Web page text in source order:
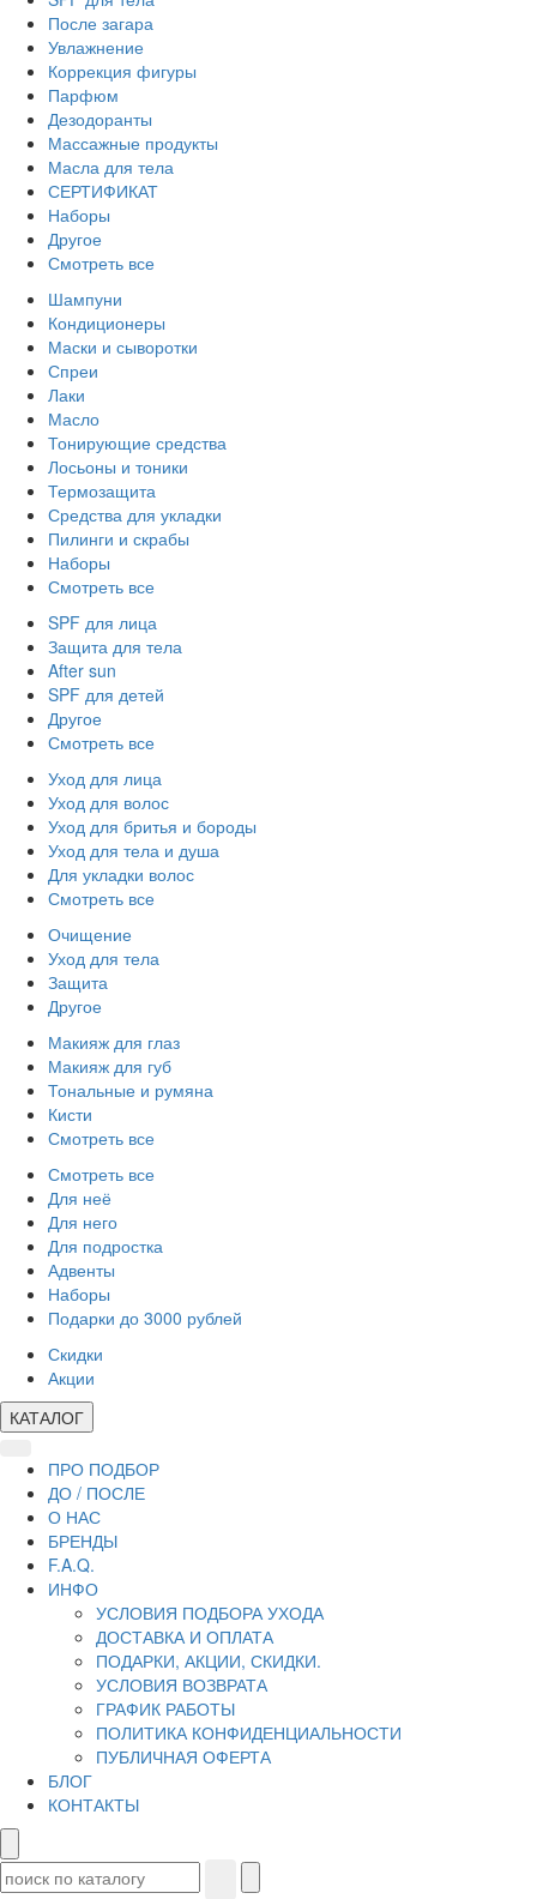
После загара
Увлажнение
Коррекция фигуры
Парфюм
Дезодоранты
Массажные продукты
Масла для тела
СЕРТИФИКАТ
Наборы
Другое
Смотреть все
Шампуни
Кондиционеры
Маски и сыворотки
Спреи
Лаки
Масло
Тонирующие средства
Лосьоны и тоники
Термозащита
Средства для укладки
Пилинги и скрабы
Наборы
Смотреть все
SPF для лица
Защита для тела
After sun
SPF для детей
Другое
Смотреть все
Уход для лица
Уход для волос
Уход для бритья и бороды
Уход для тела и душа
Для укладки волос
Смотреть все
Очищение
Уход для тела
Защита
Другое
Макияж для глаз
Макияж для губ
Тональные и румяна
Кисти
Смотреть все
Смотреть все
Для неё
Для него
Для подростка
Адвенты
Наборы
Подарки до 3000 рублей
Скидки
Акции
КАТАЛОГ
ПРО ПОДБОР
ДО / ПОСЛЕ
О НАС
БРЕНДЫ
F.A.Q.
ИНФО
УСЛОВИЯ ПОДБОРА УХОДА
ДОСТАВКА И ОПЛАТА
ПОДАРКИ, АКЦИИ, СКИДКИ.
УСЛОВИЯ ВОЗВРАТА
ГРАФИК РАБОТЫ
ПОЛИТИКА КОНФИДЕНЦИАЛЬНОСТИ
ПУБЛИЧНАЯ ОФЕРТА
БЛОГ
КОНТАКТЫ